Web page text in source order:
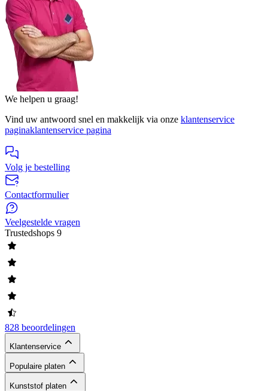
We helpen u graag!
Vind uw antwoord snel en makkelijk via onze klantenservice
paginaklantenservice pagina
Volg je bestelling
Contactformulier
Veelgestelde vragen
Trustedshops 9
828 beoordelingen
Klantenservice
Populaire platen
Kunststof platen